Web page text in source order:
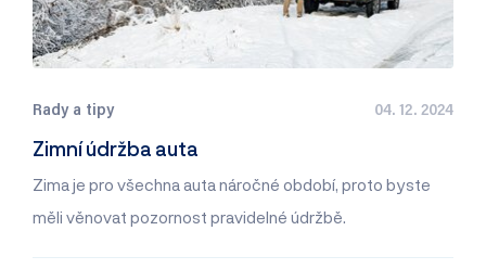
Rady a tipy 04. 12. 2024
Zimní údržba auta
Zima je pro všechna auta náročné období, proto byste
měli věnovat pozornost pravidelné údržbě.